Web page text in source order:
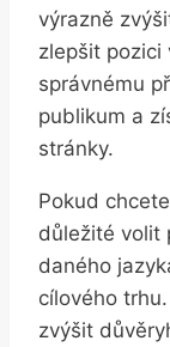
výrazně
zlepšit ‍pozici
správnému
⁢publikum a
stránky.
Pokud
důležité ⁣volit
daného
⁤cílového
zvýšit‍